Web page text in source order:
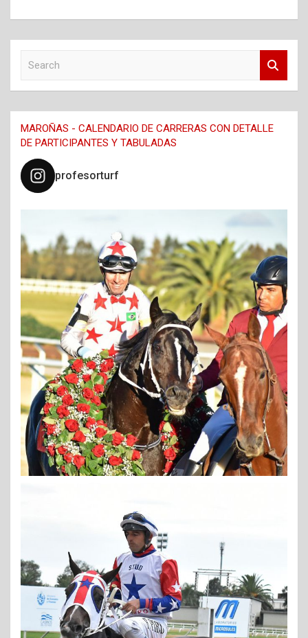
c
h
MAROÑAS - CALENDARIO DE CARRERAS CON DETALLE
DE PARTICIPANTES Y TABULADAS
profesorturf